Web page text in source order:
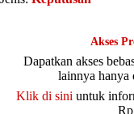
Akses
Dapatkan akses
lainnya hanya
Klik di sini untuk